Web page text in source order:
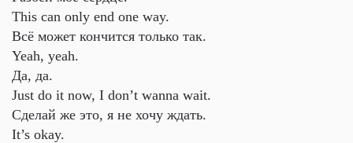
This can only end one way.
Всё может кончится только так.
Yeah, yeah.
Да, да.
Just do it now, I don’t wanna wait.
Сделай же это, я не хочу ждать.
It’s okay.